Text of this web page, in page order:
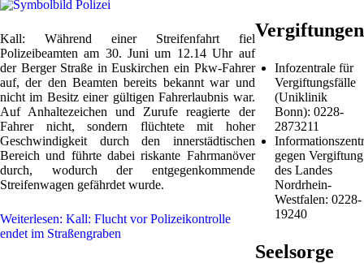
Kall: Während einer Streifenfahrt fiel
Polizeibeamten am 30. Juni um 12.14 Uhr auf
der Berger Straße in Euskirchen ein Pkw-Fahrer
auf, der den Beamten bereits bekannt war und
nicht im Besitz einer gültigen Fahrerlaubnis war.
Auf Anhaltezeichen und Zurufe reagierte der
Fahrer nicht, sondern flüchtete mit hoher
Geschwindigkeit durch den innerstädtischen
Bereich und führte dabei riskante Fahrmanöver
durch, wodurch der entgegenkommende
Streifenwagen gefährdet wurde.
Weiterlesen: Kall: Flucht vor Polizeikontrolle
endet im Straßengraben
Vergiftungen
Infozentrale für
Vergiftungsfälle
(Uniklinik
Bonn): 0228-
2873211
gegen Vergiftung
des Landes
Nordrhein-
Westfalen: 0228-
19240
Seelsorge